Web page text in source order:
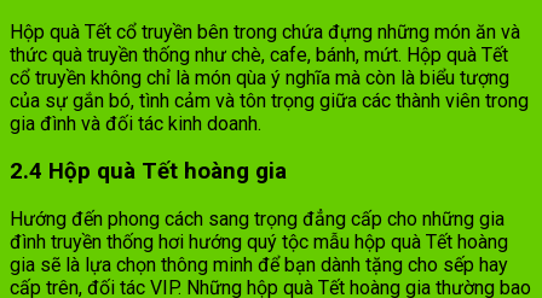
Hộp quà Tết cổ truyền bên trong chứa đựng những món ăn và
thức quà truyền thống như chè, cafe, bánh, mứt. Hộp quà Tết
cổ truyền không chỉ là món qùa ý nghĩa mà còn là biểu tượng
của sự gắn bó, tình cảm và tôn trọng giữa các thành viên trong
gia đình và đối tác kinh doanh.
2.4 Hộp quà Tết hoàng gia
Hướng đến phong cách sang trọng đẳng cấp cho những gia
đình truyền thống hơi hướng quý tộc mẫu hộp quà Tết hoàng
gia sẽ là lựa chọn thông minh để bạn dành tặng cho sếp hay
cấp trên, đối tác VIP. Những hộp quà Tết hoàng gia thường bao